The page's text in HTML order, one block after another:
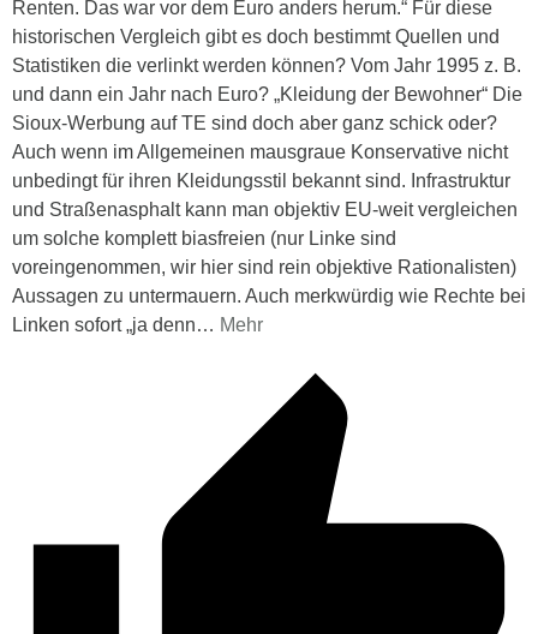
Renten. Das war vor dem Euro anders herum.“ Für diese
historischen Vergleich gibt es doch bestimmt Quellen und
Statistiken die verlinkt werden können? Vom Jahr 1995 z. B.
und dann ein Jahr nach Euro? „Kleidung der Bewohner“ Die
Sioux-Werbung auf TE sind doch aber ganz schick oder?
Auch wenn im Allgemeinen mausgraue Konservative nicht
unbedingt für ihren Kleidungsstil bekannt sind. Infrastruktur
und Straßenasphalt kann man objektiv EU-weit vergleichen
um solche komplett biasfreien (nur Linke sind
voreingenommen, wir hier sind rein objektive Rationalisten)
Aussagen zu untermauern. Auch merkwürdig wie Rechte bei
Linken sofort „ja denn… Mehr